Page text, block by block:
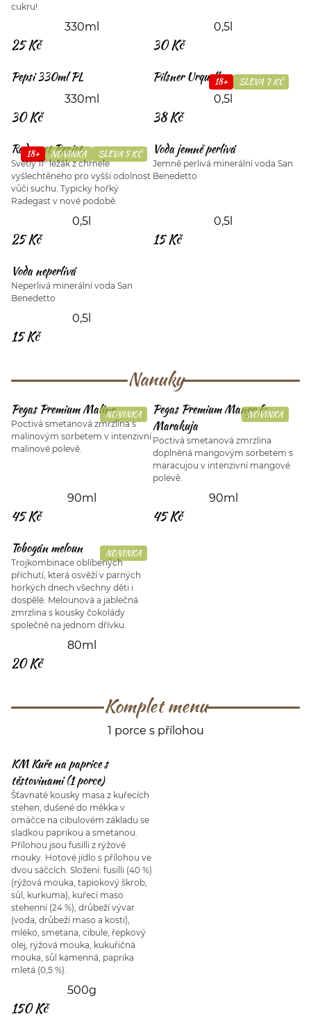
cukru!
330ml
25 Kč
0,5l
30 Kč
Pepsi 330ml PL
330ml
30 Kč
18+ SLEVA 7 KČ
Pilsner Urquell
0,5l
38 Kč
18+ NOVINKA SLEVA 5 KČ
Radegast Rezist
Světlý 11° ležák z chmele
vyšlechtěného pro vyšší odolnost
vůči suchu. Typicky hořký
Radegast v nové podobě.
0,5l
25 Kč
Voda jemně perlivá
Jemně perlivá minerální voda San
Benedetto
0,5l
15 Kč
Voda neperlivá
Neperlivá minerální voda San
Benedetto
0,5l
15 Kč
Nanuky
NOVINKA
Pegas Premium Malina
Poctivá smetanová zmrzlina s
malinovým sorbetem v intenzivní
malinové polevě.
90ml
45 Kč
NOVINKA
Pegas Premium Mango &
Marakuja
Poctivá smetanová zmrzlina
doplněná mangovým sorbetem s
maracujou v intenzivní mangové
polevě.
90ml
45 Kč
NOVINKA
Tobogán meloun
Trojkombinace oblíbených
příchutí, která osvěží v parných
horkých dnech všechny děti i
dospělé. Melounová a jablečná
zmrzlina s kousky čokolády
společně na jednom dřívku.
80ml
20 Kč
Komplet menu
1 porce s přílohou
KM Kuře na paprice s
těstovinami (1 porce)
Šťavnaté kousky masa z kuřecích
stehen, dušené do měkka v
omáčce na cibulovém základu se
sladkou paprikou a smetanou.
Přílohou jsou fusilli z rýžové
mouky. Hotové jídlo s přílohou ve
dvou sáčcích. Složení: fusilli (40 %)
(rýžová mouka, tapiokový škrob,
sůl, kurkuma), kuřecí maso
stehenní (24 %), drůbeží vývar
(voda, drůbeží maso a kosti),
mléko, smetana, cibule, řepkový
olej, rýžová mouka, kukuřičná
mouka, sůl kamenná, paprika
mletá (0,5 %).
500g
150 Kč